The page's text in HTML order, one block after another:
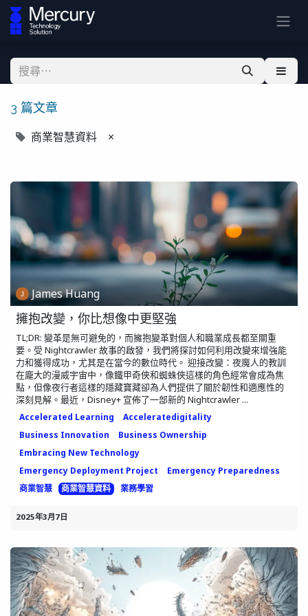
3 篇文章
商業智慧資料 ×
James Huang
擁抱改變，你比想像中更堅強
TL;DR: 變革是無可避免的，而擁抱變革對個人和職業成長都至關重
要。受 Nightcrawler 故事的啟發，我們將探討如何利用改變來增強能
力和獲得成功，尤其是在當今的數位時代。 迎接改變：夜魔人的教訓
在龐大的漫威宇宙中，像鐵甲奇俠和蜘蛛俠這樣的角色經常會成為焦
點，但像夜行者這樣的隱藏寶藏卻為人們提供了關於韌性和適應性的
深刻見解。最近，Disney+ 宣佈了一部新的 Nightcrawler ...
Accelerated Learning
Acceleratedigitality
Business Innovation
Business Ownership
Embracing New Technology
Emergency Deployment Project
Emergency Preparedness
商業智慧
商業智慧資料 業務學習
2025年3月7日